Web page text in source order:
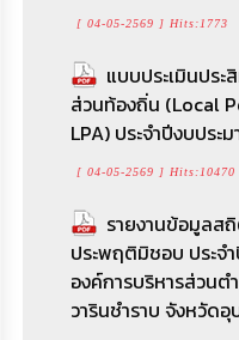
[ 04-05-2569 ] Hits:1773
แบบประเมินปร
ส่วนท้องถิ่น (Local
LPA) ประจำปีงบประ
[ 04-05-2569 ] Hits:10470
รายงานข้อมูลส
ประพฤติมิชอบ ประจ
องค์การบริหารส่วนต
วารินชำราบ จังหวัด